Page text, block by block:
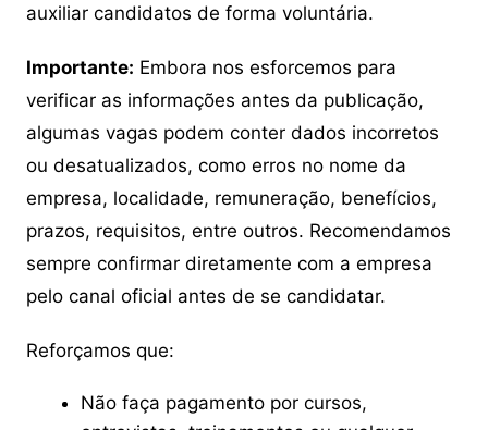
auxiliar candidatos de forma voluntária.
Importante: Embora nos esforcemos para
verificar as informações antes da publicação,
algumas vagas podem conter dados incorretos
ou desatualizados, como erros no nome da
empresa, localidade, remuneração, benefícios,
prazos, requisitos, entre outros. Recomendamos
sempre confirmar diretamente com a empresa
pelo canal oficial antes de se candidatar.
Reforçamos que:
Não faça pagamento por cursos,